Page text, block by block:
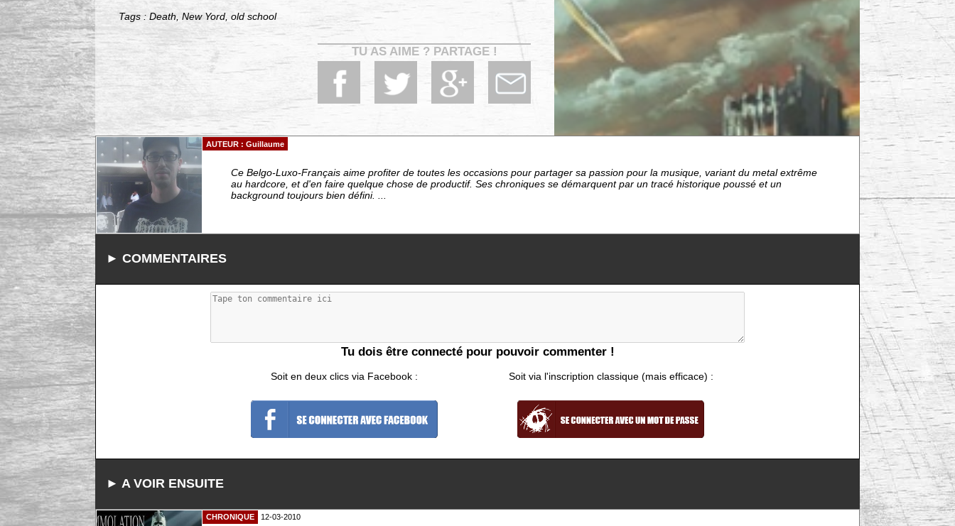
Tags : Death, New Yord, old school
TU AS AIME ? PARTAGE !
AUTEUR : Guillaume
Ce Belgo-Luxo-Français aime profiter de toutes les occasions pour partager sa passion pour la musique, variant du metal extrême
au hardcore, et d'en faire quelque chose de productif. Ses chroniques se démarquent par un tracé historique poussé et un
background toujours bien défini. ...
► COMMENTAIRES
Tu dois être connecté pour pouvoir commenter !
Soit en deux clics via Facebook : Soit via l'inscription classique (mais efficace) :
► A VOIR ENSUITE
CHRONIQUE 12-03-2010